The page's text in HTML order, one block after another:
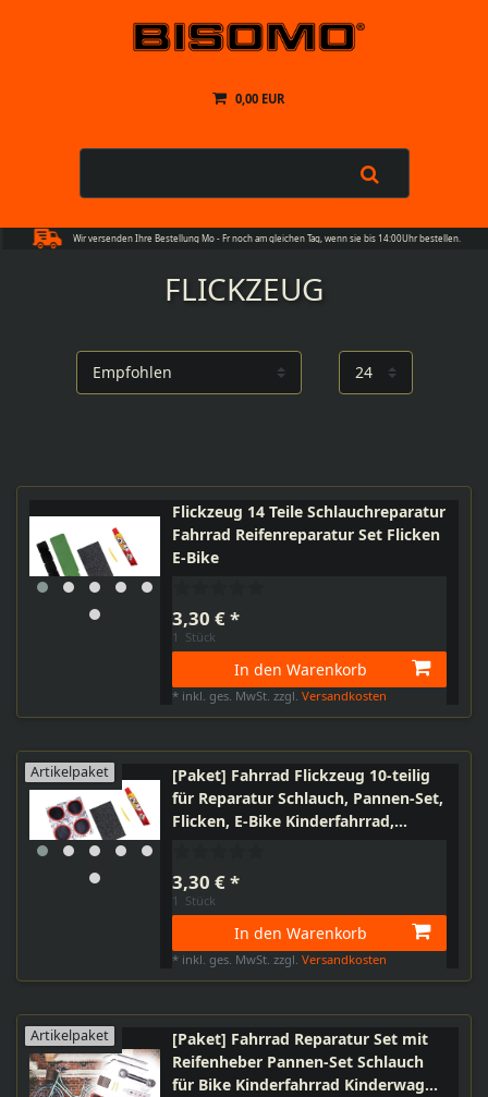
0,00 EUR
Wir versenden Ihre Bestellung Mo - Fr noch am gleichen Tag, wenn sie bis 14:00Uhr bestellen.
FLICKZEUG
Flickzeug 14 Teile Schlauchreparatur
Fahrrad Reifenreparatur Set Flicken
E-Bike
3,30 € *
1 Stück
In den Warenkorb
* inkl. ges. MwSt. zzgl.Versandkosten
Artikelpaket
[Paket] Fahrrad Flickzeug 10-teilig
für Reparatur Schlauch, Pannen-Set,
Flicken, E-Bike Kinderfahrrad,
3,30 € *
1 Stück
In den Warenkorb
* inkl. ges. MwSt. zzgl.Versandkosten
Artikelpaket
[Paket] Fahrrad Reparatur Set mit
Reifenheber Pannen-Set Schlauch
für Bike Kinderfahrrad Kinderwagen